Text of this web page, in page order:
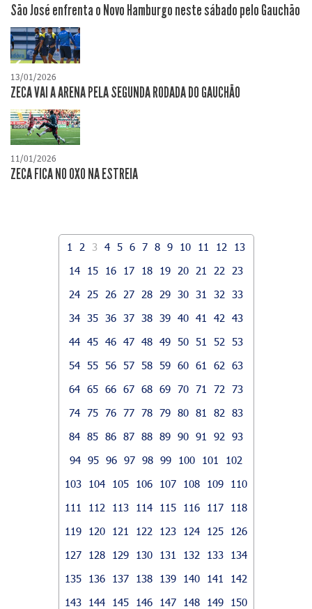
São José enfrenta o Novo Hamburgo neste sábado pelo Gauchão
13/01/2026
ZECA VAI A ARENA PELA SEGUNDA RODADA DO GAUCHÃO
11/01/2026
ZECA FICA NO 0XO NA ESTREIA
1 2 3 4 5 6 7 8 9 10 11 12
13
14
15 16 17 18 19 20 21 22
23
24
25 26 27 28 29 30 31 32
33
34 35 36 37 38 39 40 41 42
43
44 45 46 47 48 49 50 51 52
53
54 55 56 57 58 59 60 61 62
63
64 65 66 67 68 69 70 71 72
73
74 75 76 77 78 79 80 81 82
83
84 85 86 87 88 89 90 91 92
93
94 95 96 97 98 99 100 101
102
103
104 105 106 107 108 109
110
111
112 113 114 115 116 117
118
119
120 121 122 123 124 125
126
127
128 129 130 131 132 133
134
135
136 137 138 139 140 141
142
143
144 145 146 147 148 149
150